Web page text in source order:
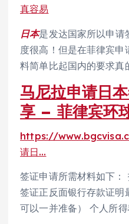
真容易
日本是发达国家所以申请
度很高！但是在菲律宾
料简单比起国内的要求真
马尼拉申请日
享 – 菲律宾环
https://
请日…
签证申请所需材料如下：
签证正反面银行存款证
可以一并准备） 个人所